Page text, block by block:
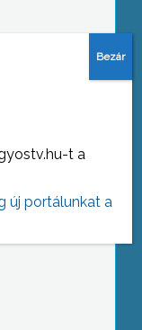
t a
új portálunkat a